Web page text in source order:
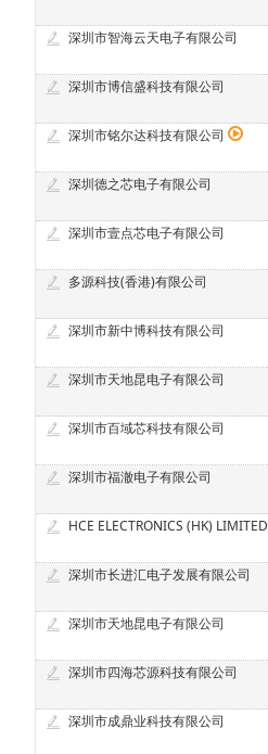
深圳市智海云天电子有限公司
深圳市博信盛科技有限公司
深圳市铭尔达科技有限公司
深圳德之芯电子有限公司
深圳市壹点芯电子有限公司
多源科技(香港)有限公司
深圳市新中博科技有限公司
深圳市天地昆电子有限公司
深圳市百域芯科技有限公司
深圳市福澈电子有限公司
HCE ELECTRONICS (HK) LIMITED
深圳市长进汇电子发展有限公司
深圳市天地昆电子有限公司
深圳市四海芯源科技有限公司
深圳市成鼎业科技有限公司